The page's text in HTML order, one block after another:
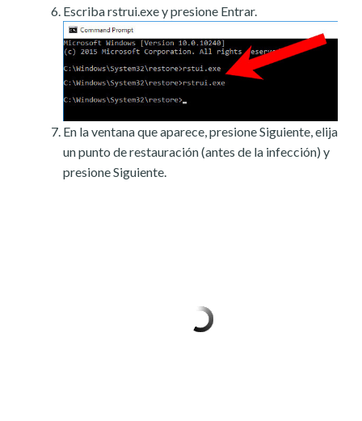
Escriba rstrui.exe y presione Entrar.
En la ventana que aparece, presione Siguiente, elija
un punto de restauración (antes de la infección) y
presione Siguiente.